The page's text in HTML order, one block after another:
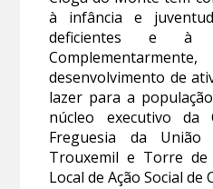
à infância e
deficientes e à
desenvolvimento de
lazer para a
núcleo executivo da
Freguesia da União
Trouxemil e Torre
Local de Ação Social de